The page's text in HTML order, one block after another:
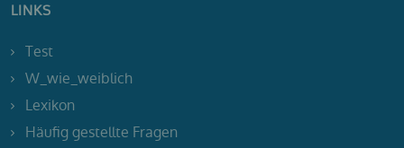
LINKS
Test
W_wie_weiblich
Lexikon
Häufig gestellte Fragen